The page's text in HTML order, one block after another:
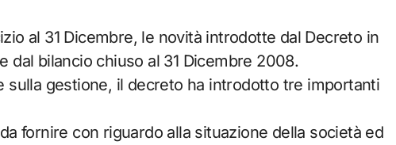
al 31 Dicembre, le novità introdotte dal Decreto in
dal bilancio chiuso al 31 Dicembre 2008.
sulla gestione, il decreto ha introdotto tre importanti
fornire con riguardo alla situazione della società ed